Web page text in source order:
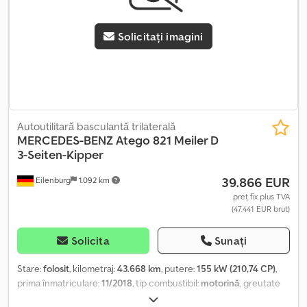
remorcă, montaj priză * Motorizare Euro VI OBD Step E, Canter *
Radio cu Bluetooth * Ampatament 2800 mm * Avertizor de mers
înapoi Cjdpfx Ahsy Tc Nboysrf * disponibile mai multe exemplare!!!!
* Oglinzi retrovizoare încălzite * Bară stabilizatoare punte spate *
Solicitați imagini
Eilenburg 1.092 km
Autoutilitară basculantă trilaterală
MERCEDES-BENZAtego 821 Meiler D
3-Seiten-Kipper
39.866 EUR
preț fix plus TVA
(47.441 EUR brut)
Solicita Sunați
Stare:folosit, kilometraj:43.668 km, putere:155 kW (210,74 CP),
prima înmatriculare:11/2018, tip combustibil: motorină, greutate
, tip de angrenaj: